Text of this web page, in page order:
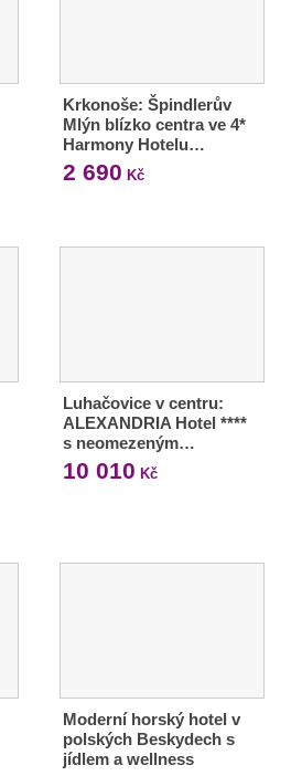
Krkonoše: Špindlerův
Mlýn blízko centra ve 4*
Harmony Hotelu…
2 690 Kč
Luhačovice v centru:
ALEXANDRIA Hotel ****
s neomezeným…
10 010 Kč
Moderní horský hotel v
polských Beskydech s
jídlem a wellness